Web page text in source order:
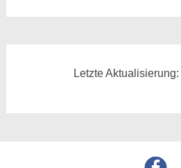
Letzte